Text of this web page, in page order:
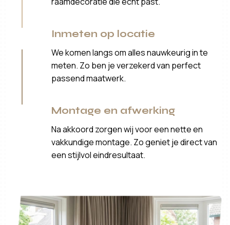
Inmeten op locatie
We komen langs om alles nauwkeurig in te
meten. Zo ben je verzekerd van perfect
passend maatwerk.
Montage en afwerking
Na akkoord zorgen wij voor een nette en
vakkundige montage. Zo geniet je direct van
een stijlvol eindresultaat.